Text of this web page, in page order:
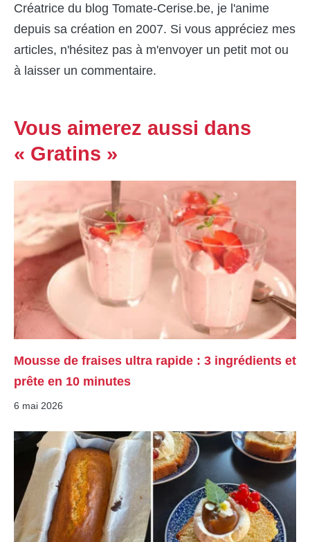
Créatrice du blog Tomate-Cerise.be, je l'anime
depuis sa création en 2007. Si vous appréciez mes
articles, n'hésitez pas à m'envoyer un petit mot ou
à laisser un commentaire.
Vous aimerez aussi dans
« Gratins »
Mousse de fraises ultra rapide : 3 ingrédients et
prête en 10 minutes
6 mai 2026